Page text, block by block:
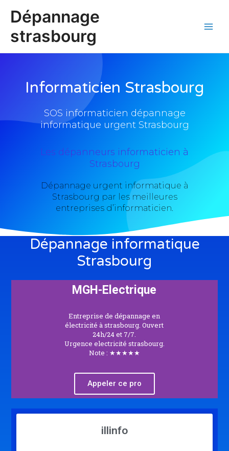
Dépannage
strasbourg
Informaticien Strasbourg
SOS informaticien dépannage
informatique urgent Strasbourg
Les dépanneurs informaticien à
Strasbourg
Dépannage urgent informatique à
Strasbourg par les meilleures
entreprises d’informaticien.
Dépannage informatique
Strasbourg
MGH-Electrique
Entreprise de dépannage en
électricité à strasbourg. Ouvert
24h/24 et 7/7.
Urgence electricité strasbourg.
Note : ★★★★★
Appeler ce pro
illinfo